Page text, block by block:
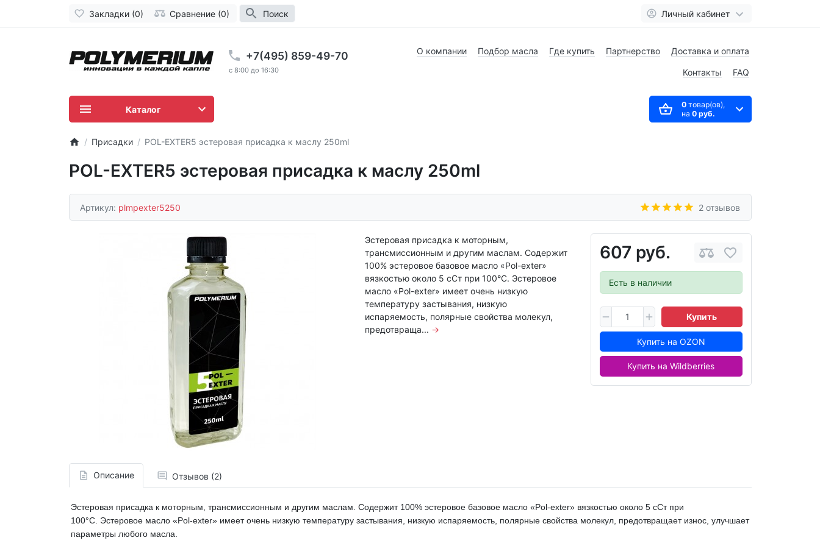
Закладки (0) Сравнение (0) Поиск Личный кабинет
+7(495) 859-49-70
c 8:00 до 16:30
О компании Подбор масла Где купить Партнерство Доставка и оплата
Контакты FAQ
0товар(ов),
на 0 руб.
Каталог
Присадки POL-EXTER5 эстеровая присадка к маслу 250ml
POL-EXTER5 эстеровая присадка к маслу 250ml
Артикул: plmpexter5250 2 отзывов
607 руб.
Есть в наличии
Купить
Купить на OZON
Купить на Wildberries
Эстеровая присадка к моторным,
трансмиссионным и другим маслам. Содержит
100% эстеровое базовое масло «Pol-exter»
вязкостью около 5 сСт при 100°C. Эстеровое
масло «Pol-exter» имеет очень низкую
температуру застывания, низкую
испаряемость, полярные свойства молекул,
предотвраща... →
Описание Отзывов (2)
Эстеровая присадка к моторным, трансмиссионным и другим маслам. Содержит 100% эстеровое базовое масло «Pol-exter» вязкостью около 5 сСт при
100°C. Эстеровое масло «Pol-exter» имеет очень низкую температуру застывания, низкую испаряемость, полярные свойства молекул, предотвращает износ, улучшает
параметры любого масла.